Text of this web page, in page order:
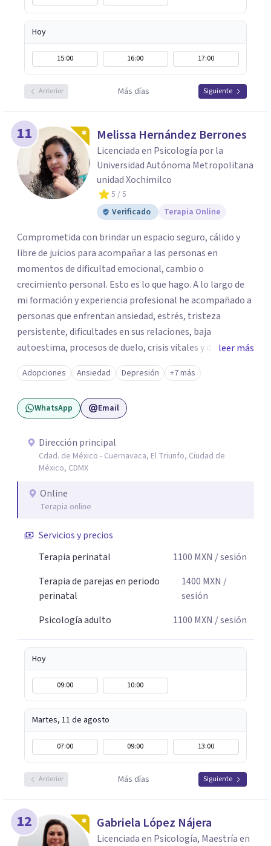
Hoy
15:00 16:00 17:00
Anterior Más días Siguiente
11 Melissa Hernández Berrones
Licenciada en Psicología por la
Universidad Autónoma Metropolitana
unidad Xochimilco
5 / 5
Verificado
Terapia Online
Comprometida con brindar un espacio seguro, cálido y
libre de juicios para acompañar a las personas en
momentos de dificultad emocional, cambio o
crecimiento personal. Esto es lo que hago. A lo largo de
mi formación y experiencia profesional he acompañado a
personas que enfrentan ansiedad, estrés, tristeza
persistente, dificultades en sus relaciones, baja
autoestima, procesos de duelo, crisis vitales y desafíos
relacionados con la adaptación a nuevas etapas de la vida.
Mi enfoque se basa en la escucha empática, el respeto por
la historia de cada persona y el trabajo conjunto para
desarrollar herramientas que favorezcan el bienestar
que buscar ayuda psicológica es un acto de valentía y
autocuidado. Mi objetivo es acompañarte para que puedas
comprender mejor lo que estás viviendo, fortalecer tus
recursos personales y construir una vida más plena y
congruente con tus necesidades y valores.
leer más
Adopciones Ansiedad Depresión +7 más
WhatsApp Email
Dirección principal
Cdad. de México - Cuernavaca, El Triunfo, Ciudad de
México, CDMX
Online
Terapia online
Servicios y precios
Terapia perinatal
1100 MXN / sesión
Terapia de parejas en periodo
perinatal
1400 MXN /
sesión
Psicología adulto
1100 MXN / sesión
Hoy
09:00 10:00
Martes, 11 de agosto
07:00 09:00 13:00
Anterior Más días Siguiente
12 Gabriela López Nájera
Licenciada en Psicología, Maestría en